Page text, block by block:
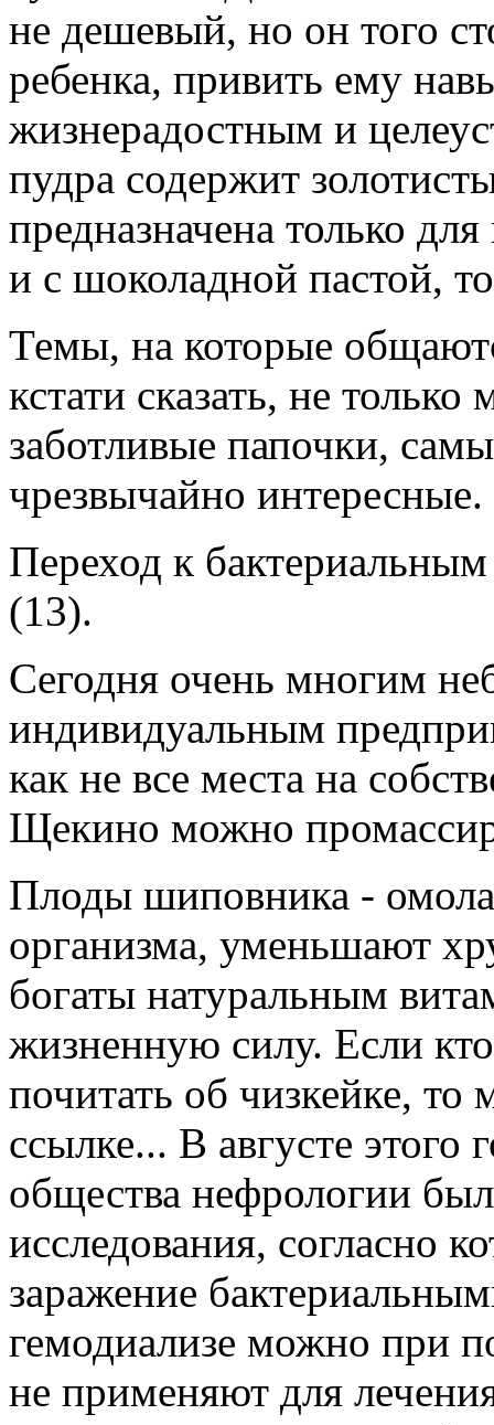
не дешевый, но он того
ребенка, привить ему
жизнерадостным и
пудра содержит
предназначена только
и с шоколадной пастой,
Темы, на которые
кстати сказать, не
заботливые папочки,
чрезвычайно интересные.
Переход к
(13).
Сегодня очень многим
индивидуальным
как не все места на
Щекино можно
Плоды шиповника -
организма, уменьшают
богаты натуральным
жизненную силу. Если
почитать об чизкейке, то
ссылке... В августе этого
общества нефрологии
исследования, согласно
заражение
гемодиализе можно при
не применяют для